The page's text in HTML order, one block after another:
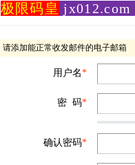
极限码皇 jx012.com
请添加能正常收发邮件的电子邮箱
用户名*
密 码*
确认密码*